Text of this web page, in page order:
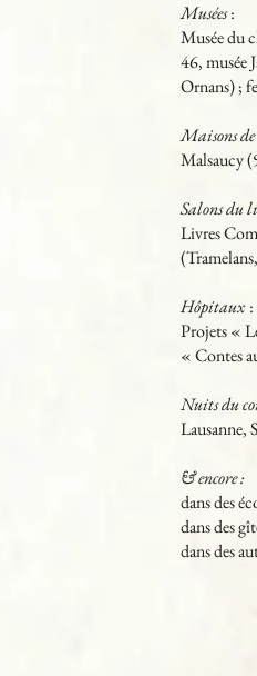
Musées:
Musée du
46, musée
Ornans) ;
Maisons
Malsaucy
Salons du
Livres
Hôpitaux :
Projets «
« Contes
Nuits du
Lausanne,
& encore :
dans des
dans des
dans des